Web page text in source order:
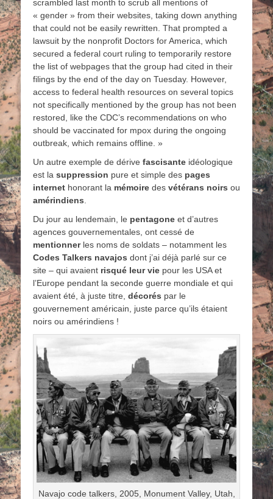
scrambled last month to scrub all mentions of
« gender » from their websites, taking down anything
that could not be easily rewritten. That prompted a
lawsuit by the nonprofit Doctors for America, which
secured a federal court ruling to temporarily restore
the list of webpages that the group had cited in their
filings by the end of the day on Tuesday. However,
access to federal health resources on several topics
not specifically mentioned by the group has not been
restored, like the CDC’s recommendations on who
should be vaccinated for mpox during the ongoing
outbreak, which remains offline. »
Un autre exemple de dérive fascisante idéologique
est la suppression pure et simple des pages
internet honorant la mémoire des vétérans noirs ou
amérindiens.
Du jour au lendemain, le pentagone et d’autres
agences gouvernementales, ont cessé de
mentionnerles noms de soldats – notamment les
Codes Talkers navajos dont j’ai déjà parlé sur ce
site – qui avaient risqué leur vie pour les USA et
l’Europe pendant la seconde guerre mondiale et qui
avaient été, à juste titre, décorés par le
gouvernement américain, juste parce qu’ils étaient
noirs ou amérindiens !
Navajo code talkers, 2005, Monument Valley, Utah,